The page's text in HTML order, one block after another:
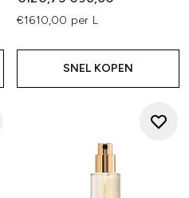
€1610,00 per L
SNEL KOPEN